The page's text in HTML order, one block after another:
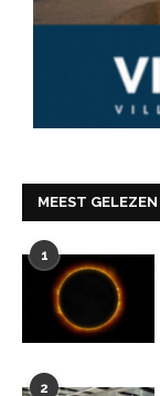
MEEST GELEZEN
1
2